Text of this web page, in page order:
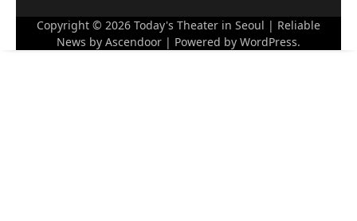
Copyright © 2026 Today's Theater in Seoul | Reliable
News by Ascendoor | Powered by WordPress.